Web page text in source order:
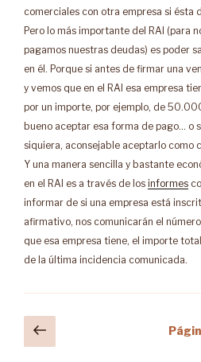
comerciales con otra empresa si ésta
Pero lo más importante del RAI (para
pagamos nuestras deudas) es poder
en él. Porque si antes de firmar una
y vemos que en el RAI esa empresa
por un importe, por ejemplo, de
bueno aceptar esa forma de pago… o
siquiera, aconsejable aceptarlo como
Y una manera sencilla y bastante
en el RAI es a través de los informes
informar de si una empresa está
afirmativo, nos comunicarán el
que esa empresa tiene, el importe
de la última incidencia comunicada.
Navegación
de anterior